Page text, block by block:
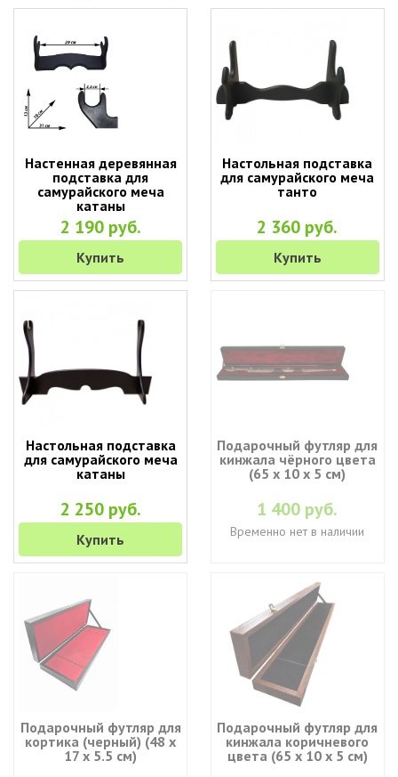
Настенная деревянная
подставка для
самурайского меча
катаны
2 190 руб.
Купить
Настольная подставка
для самурайского меча
танто
2 360 руб.
Купить
Настольная подставка
для самурайского меча
катаны
2 250 руб.
Купить
Подарочный футляр для
кинжала чёрного цвета
(65 х 10 х 5 см)
1 400 руб.
Временно нет в наличии
Подарочный футляр для
кортика (черный) (48 х
17 х 5.5 см)
Подарочный футляр для
кинжала коричневого
цвета (65 х 10 х 5 см)